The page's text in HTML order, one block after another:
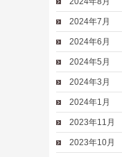
2024年7月
2024年6月
2024年5月
2024年3月
2024年1月
2023年11月
2023年10月